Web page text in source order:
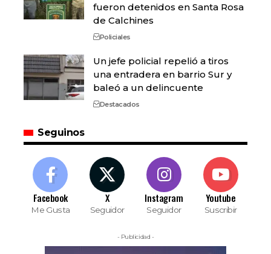
fueron detenidos en Santa Rosa
de Calchines
Policiales
Un jefe policial repelió a tiros
una entradera en barrio Sur y
baleó a un delincuente
Destacados
Seguinos
Facebook
Me Gusta
X
Seguidor
Instagram
Seguidor
Youtube
Suscribir
- Publicidad -